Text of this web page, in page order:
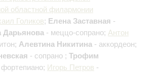
областной филармонии
Голиков; Елена Заставная -
Дарьянова - меццо-сопрано; Антон
Алевтина Никитина - аккордеон;
- сопрано ; Трофим
фортепиано; Игорь Петров -